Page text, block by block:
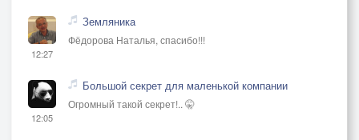
12:27
Земляника
Фёдорова Наталья, спасибо!!!
12:05
Большой секрет для маленькой компании
Огромный такой секрет!.. 🤫